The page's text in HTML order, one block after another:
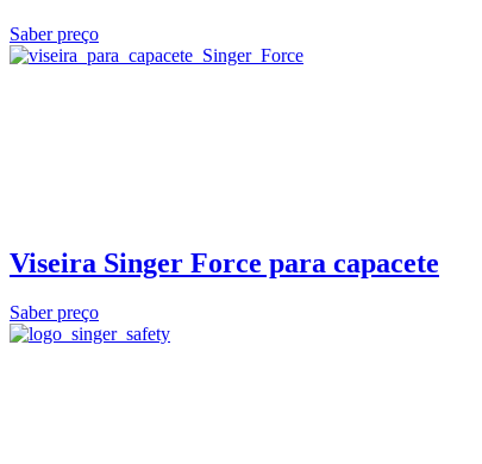
Saber preço
Viseira Singer Force para capacete
Saber preço